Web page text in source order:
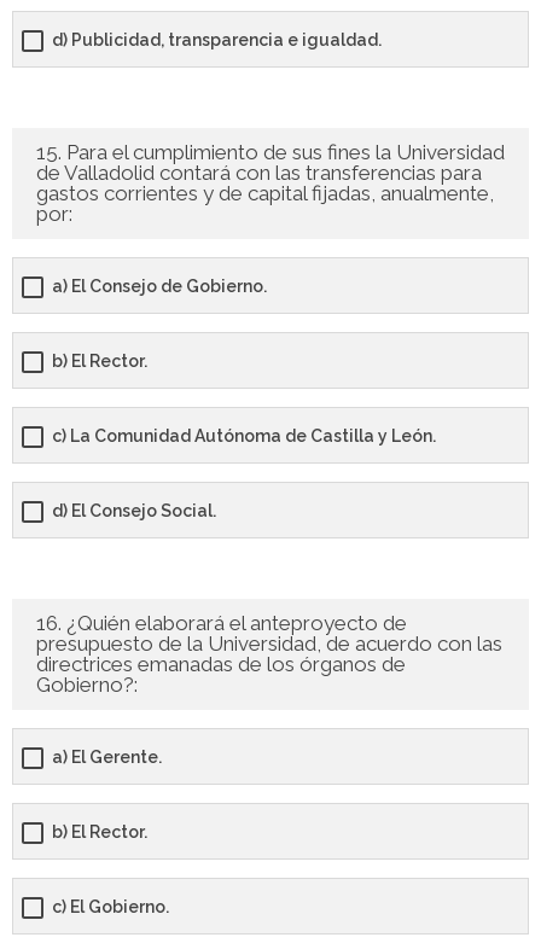
d) Publicidad, transparencia e igualdad.
15. Para el cumplimiento de sus fines la Universidad
de Valladolid contará con las transferencias para
gastos corrientes y de capital fijadas, anualmente,
por:
a) El Consejo de Gobierno.
b) El Rector.
c) La Comunidad Autónoma de Castilla y León.
d) El Consejo Social.
16. ¿Quién elaborará el anteproyecto de
presupuesto de la Universidad, de acuerdo con las
directrices emanadas de los órganos de
Gobierno?:
a) El Gerente.
b) El Rector.
c) El Gobierno.